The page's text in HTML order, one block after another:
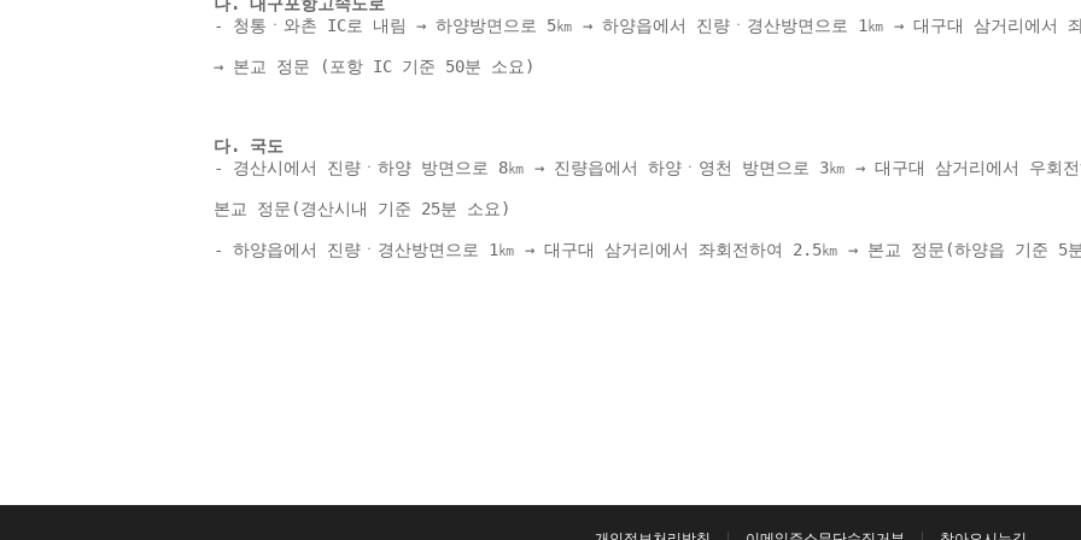
- 청통ㆍ와촌 IC로 내림 → 하양방면으로 5㎞ → 하양읍에서 진량ㆍ경산방면으로 1㎞ → 대구대 삼거리에서
→ 본교 정문 (포항 IC 기준 50분 소요)
다. 국도
- 경산시에서 진량ㆍ하양 방면으로 8㎞ → 진량읍에서 하양ㆍ영천 방면으로 3㎞ → 대구대 삼거리에서 우회
본교 정문(경산시내 기준 25분 소요)
- 하양읍에서 진량ㆍ경산방면으로 1㎞ → 대구대 삼거리에서 좌회전하여 2.5㎞ → 본교 정문(하양읍 기준 5